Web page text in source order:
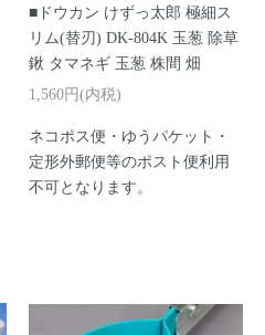
■ドウカン けずっ太郎 極細ス
リム(替刃) DK-804K 玉葱 除草
鍬 タマネギ 玉葱 株間 畑
1,560円(内税)
ネコポス便・ゆうパケット・
定形外郵便等のポスト便利用
不可となります。